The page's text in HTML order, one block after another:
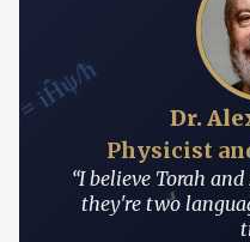
= iĤψ/ħ
י
Dr.
Physicist
“I believe Torah
they're two